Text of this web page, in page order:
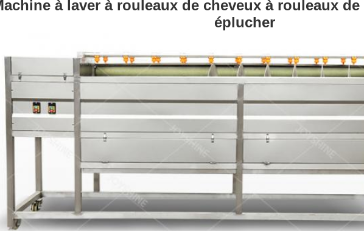
à laver à rouleaux de cheveux à rouleaux
éplucher